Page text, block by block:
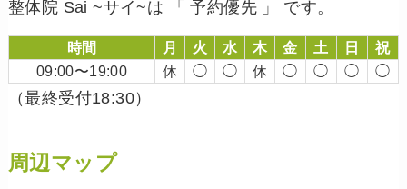
整体院 Sai ~サイ~は 「 予約優先 」 です。
時間 月 火 水 木 金 土 日
祝
09:00〜19:00
休 ◯ ◯ 休 ◯ ◯ ◯ ◯
（最終受付18:30）
周辺マップ